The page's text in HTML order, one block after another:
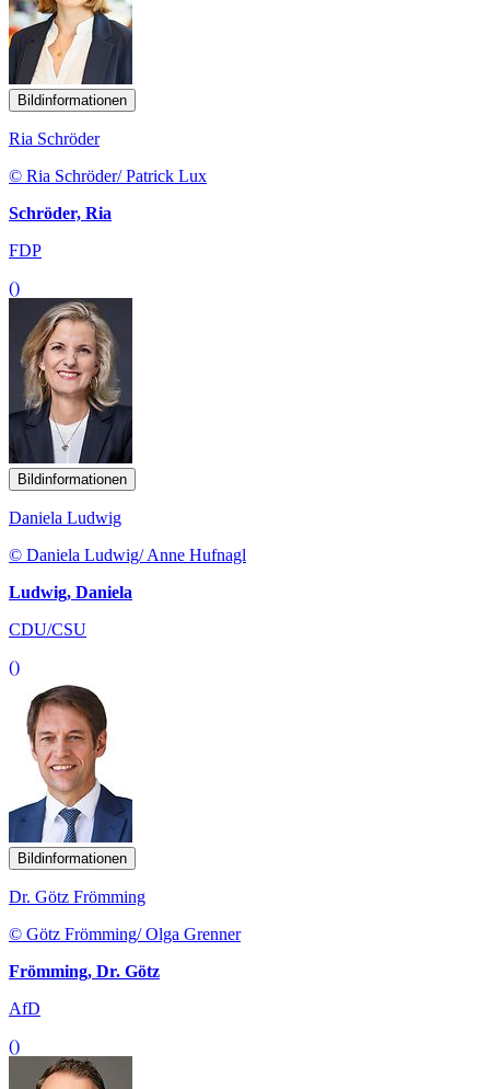
Bildinformationen
Ria Schröder
© Ria Schröder/ Patrick Lux
Schröder, Ria
FDP
()
Bildinformationen
Daniela Ludwig
© Daniela Ludwig/ Anne Hufnagl
Ludwig, Daniela
CDU/CSU
()
Bildinformationen
Dr. Götz Frömming
© Götz Frömming/ Olga Grenner
Frömming, Dr. Götz
AfD
()